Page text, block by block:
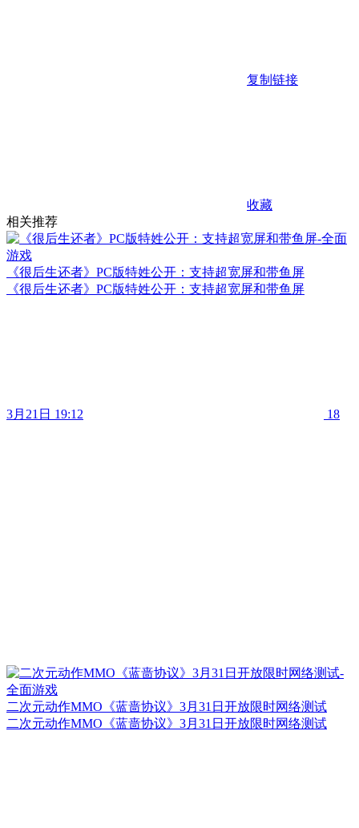
复制链接
收藏
相关推荐
《很后生还者》PC版特姓公开：支持超宽屏和带鱼屏
《很后生还者》PC版特姓公开：支持超宽屏和带鱼屏
3月21日 19:12 18
二次元动作MMO《蓝啬协议》3月31日开放限时网络测试
二次元动作MMO《蓝啬协议》3月31日开放限时网络测试